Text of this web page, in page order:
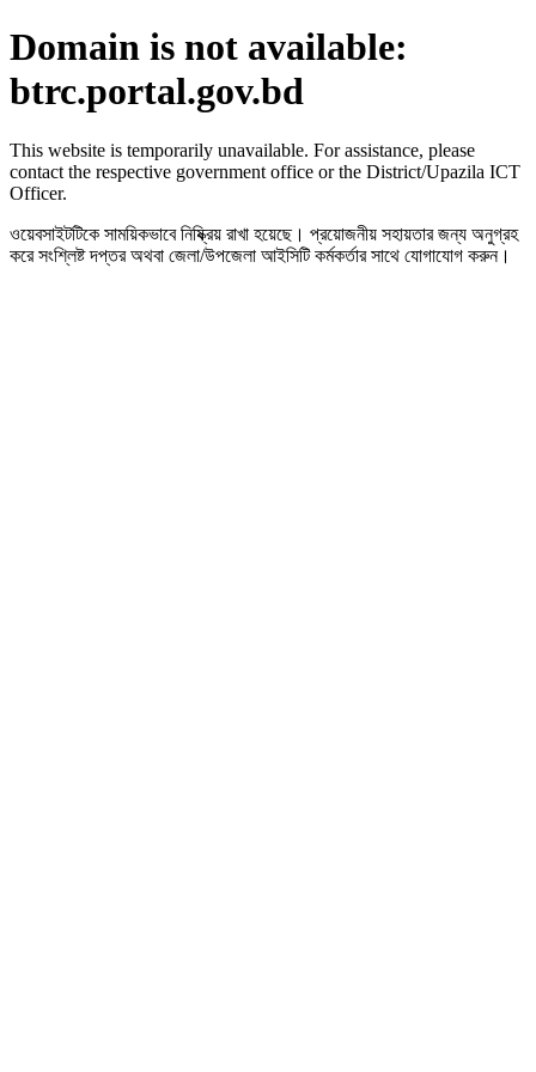
Domain is not available:
btrc.portal.gov.bd
This website is temporarily unavailable. For assistance, please
contact the respective government office or the District/Upazila ICT
Officer.
ওয়েবসাইটটিকে সাময়িকভাবে নিষ্ক্রিয় রাখা হয়েছে। প্রয়োজনীয় সহায়তার জন্য অনুগ্রহ
করে সংশ্লিষ্ট দপ্তর অথবা জেলা/উপজেলা আইসিটি কর্মকর্তার সাথে যোগাযোগ করুন।